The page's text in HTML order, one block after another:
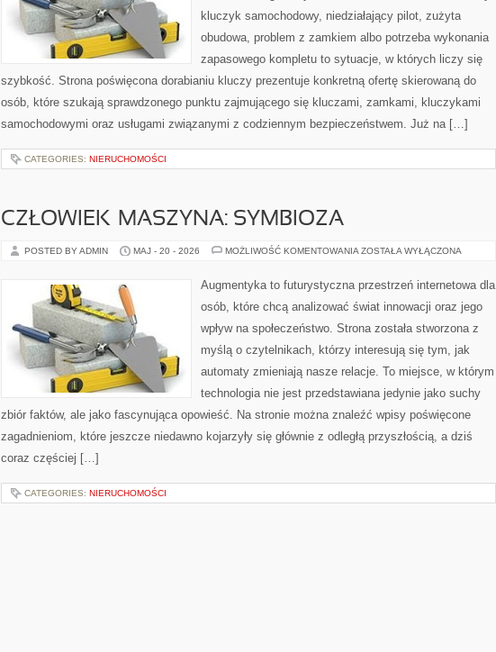
kluczyk samochodowy, niedziałający pilot, zużyta
obudowa, problem z zamkiem albo potrzeba wykonania
zapasowego kompletu to sytuacje, w których liczy się
szybkość. Strona poświęcona dorabianiu kluczy prezentuje konkretną ofertę skierowaną do
osób, które szukają sprawdzonego punktu zajmującego się kluczami, zamkami, kluczykami
samochodowymi oraz usługami związanymi z codziennym bezpieczeństwem. Już na […]
CATEGORIES: NIERUCHOMOŚCI
CZŁOWIEK–MASZYNA: SYMBIOZA
POSTED BY ADMIN MAJ - 20 - 2026 MOŻLIWOŚĆ KOMENTOWANIA CZŁOWIEK–
ZOSTAŁA WYŁĄCZONA
Augmentyka to futurystyczna przestrzeń internetowa dla
osób, które chcą analizować świat innowacji oraz jego
wpływ na społeczeństwo. Strona została stworzona z
myślą o czytelnikach, którzy interesują się tym, jak
automaty zmieniają nasze relacje. To miejsce, w którym
technologia nie jest przedstawiana jedynie jako suchy
zbiór faktów, ale jako fascynująca opowieść. Na stronie można znaleźć wpisy poświęcone
zagadnieniom, które jeszcze niedawno kojarzyły się głównie z odległą przyszłością, a dziś
coraz częściej […]
CATEGORIES: NIERUCHOMOŚCI